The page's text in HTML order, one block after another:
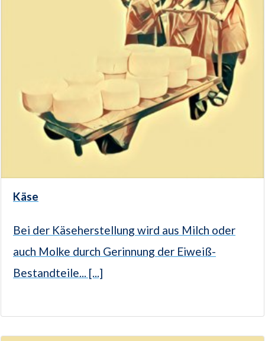
Käse
Bei der Käseherstellung wird aus Milch oder
auch Molke durch Gerinnung der Eiweiß-
Bestandteile... [...]